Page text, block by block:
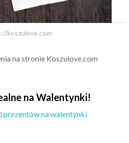
koszulove.com
na stronie Koszulove.com
na Walentynki!
prezentów na walentynki